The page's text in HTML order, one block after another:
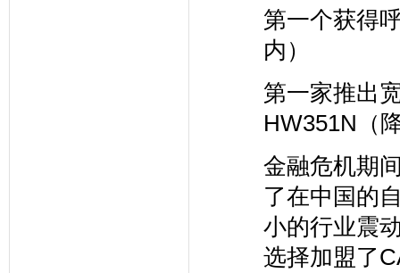
第一个获得
内）
第一家推出
HW351N（
金融危机期
了在中国的
小的行业震
选择加盟了